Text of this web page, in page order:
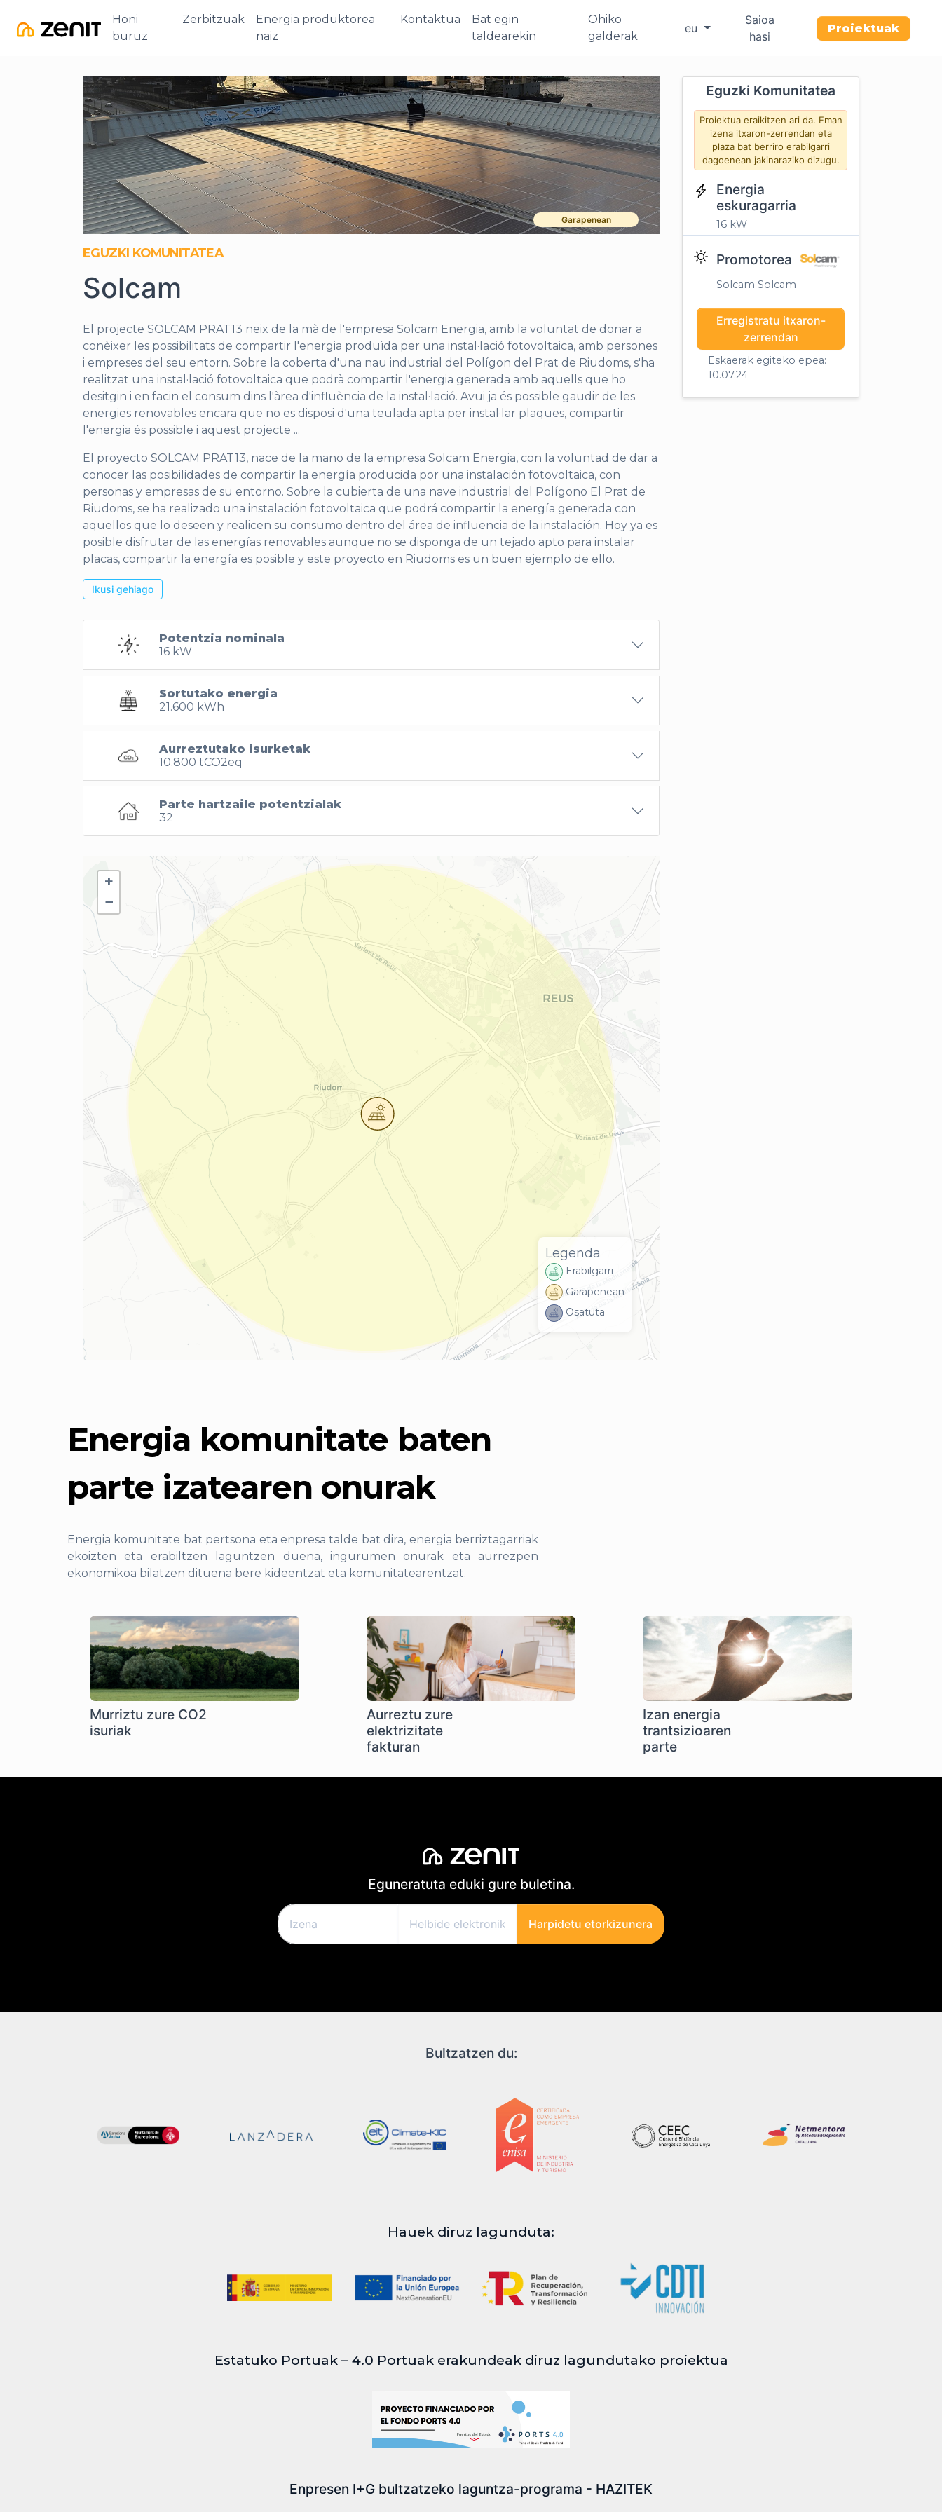
Honi
buruz
Zerbitzuak
Energia produktorea
naiz
Kontaktua
Bat egin
taldearekin
Ohiko
galderak
eu
Saioa
hasi
Proiektuak
Garapenean
EGUZKI KOMUNITATEA
Solcam
El projecte SOLCAM PRAT13 neix de la mà de l'empresa Solcam Energia, amb la voluntat de donar a
conèixer les possibilitats de compartir l'energia produïda per una instal·lació fotovoltaica, amb persones
i empreses del seu entorn. Sobre la coberta d'una nau industrial del Polígon del Prat de Riudoms, s'ha
realitzat una instal·lació fotovoltaica que podrà compartir l'energia generada amb aquells que ho
desitgin i en facin el consum dins l'àrea d'influència de la instal·lació. Avui ja és possible gaudir de les
energies renovables encara que no es disposi d'una teulada apta per instal·lar plaques, compartir
l'energia és possible i aquest projecte ...
El proyecto SOLCAM PRAT13, nace de la mano de la empresa Solcam Energia, con la voluntad de dar a
conocer las posibilidades de compartir la energía producida por una instalación fotovoltaica, con
personas y empresas de su entorno. Sobre la cubierta de una nave industrial del Polígono El Prat de
Riudoms, se ha realizado una instalación fotovoltaica que podrá compartir la energía generada con
aquellos que lo deseen y realicen su consumo dentro del área de influencia de la instalación. Hoy ya es
posible disfrutar de las energías renovables aunque no se disponga de un tejado apto para instalar
placas, compartir la energía es posible y este proyecto en Riudoms es un buen ejemplo de ello.
Ikusi gehiago
Potentzia nominala
16 kW
Sortutako energia
21.600 kWh
Aurreztutako isurketak
10.800 tCO2eq
Parte hartzaile potentzialak
32
+
−
Legenda
Erabilgarri
Garapenean
Osatuta
Eguzki Komunitatea
Proiektua eraikitzen ari da. Eman
izena itxaron-zerrendan eta
plaza bat berriro erabilgarri
dagoenean jakinaraziko dizugu.
Energia
eskuragarria
16 kW
Promotorea
Solcam Solcam
Erregistratu itxaron-
zerrendan
Eskaerak egiteko epea:
10.07.24
Energia komunitate baten
parte izatearen onurak
Energia komunitate bat pertsona eta enpresa talde bat dira, energia berriztagarriak
ekoizten eta erabiltzen laguntzen duena, ingurumen onurak eta aurrezpen
ekonomikoa bilatzen dituena bere kideentzat eta komunitatearentzat.
Murriztu zure CO2
isuriak
Aurreztu zure
elektrizitate
fakturan
Izan energia
trantsizioaren
parte
Eguneratuta eduki gure buletina.
Harpidetu etorkizunera
Bultzatzen du:
Hauek diruz lagunduta:
Estatuko Portuak – 4.0 Portuak erakundeak diruz lagundutako proiektua
Enpresen I+G bultzatzeko laguntza-programa - HAZITEK